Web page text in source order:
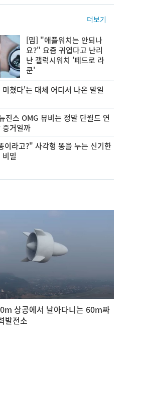
더보기
[밈] "애플워치는 안되나
요?" 요즘 귀엽다고 난리
난 갤럭시워치 '페드로 라
쿤'
쳤다'는 대체 어디서 나온 말일
진스 OMG 뮤비는 정말 단월드 연
증거일까
이라고?" 사각형 똥을 누는 신기한
밀
상공에서 날아다니는 60m짜
발전소